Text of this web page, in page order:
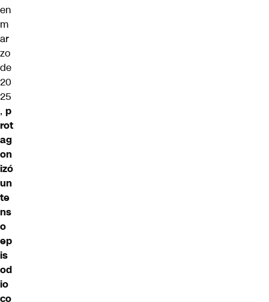
en
m
ar
zo
de
20
25
, p
rot
ag
on
izó
un
te
ns
o
ep
is
od
io
co